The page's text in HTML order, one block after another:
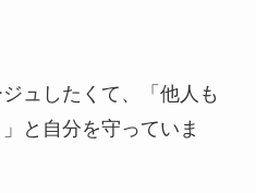
ュしたくて、「他人も
と自分を守っていま